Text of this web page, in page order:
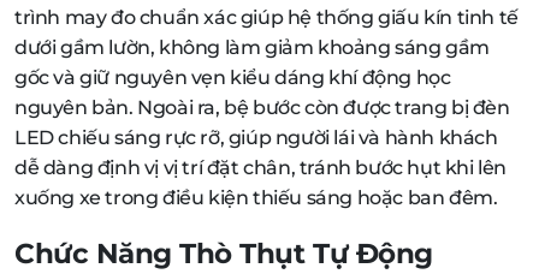
trình may đo chuẩn xác giúp hệ thống giấu kín tinh tế
dưới gầm lườn, không làm giảm khoảng sáng gầm
gốc và giữ nguyên vẹn kiểu dáng khí động học
nguyên bản. Ngoài ra, bệ bước còn được trang bị đèn
LED chiếu sáng rực rỡ, giúp người lái và hành khách
dễ dàng định vị vị trí đặt chân, tránh bước hụt khi lên
xuống xe trong điều kiện thiếu sáng hoặc ban đêm.
Chức Năng Thò Thụt Tự Động